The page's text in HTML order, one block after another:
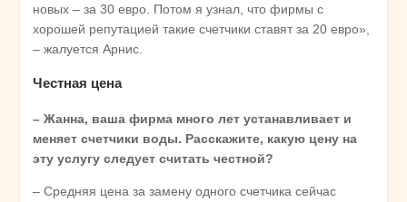
новых – за 30 евро. Потом я узнал, что фирмы с
хорошей репутацией такие счетчики ставят за 20 евро»,
– жалуется Арнис.
Честная цена
– Жанна, ваша фирма много лет устанавливает и
меняет счетчики воды. Расскажите, какую цену на
эту услугу следует считать честной?
– Средняя цена за замену одного счетчика сейчас